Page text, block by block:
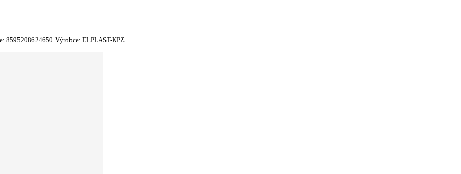
8595208624650 Výrobce: ELPLAST-KPZ